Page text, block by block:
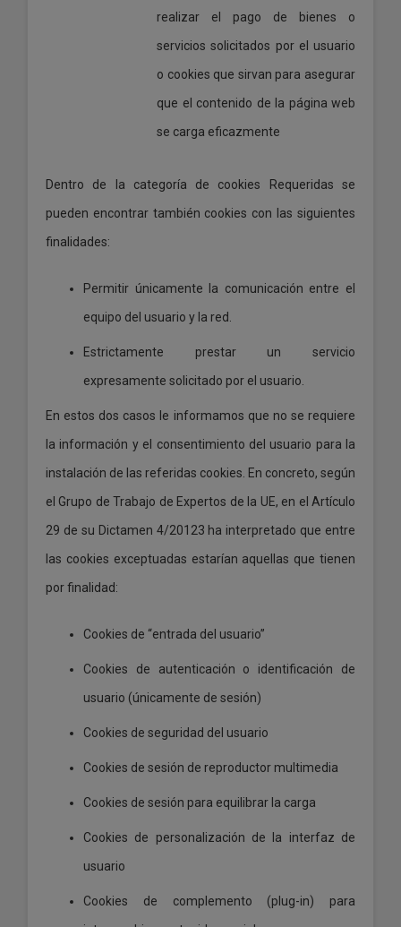
realizar el pago de bienes o
servicios solicitados por el usuario
o cookies que sirvan para asegurar
que el contenido de la página web
se carga eficazmente
Dentro de la categoría de cookies Requeridas se
pueden encontrar también cookies con las siguientes
finalidades:
Permitir únicamente la comunicación entre el
equipo del usuario y la red.
Estrictamente prestar un servicio
expresamente solicitado por el usuario.
En estos dos casos le informamos que no se requiere
la información y el consentimiento del usuario para la
instalación de las referidas cookies. En concreto, según
el Grupo de Trabajo de Expertos de la UE, en el Artículo
29 de su Dictamen 4/20123 ha interpretado que entre
las cookies exceptuadas estarían aquellas que tienen
por finalidad:
Cookies de “entrada del usuario”
Cookies de autenticación o identificación de
usuario (únicamente de sesión)
Cookies de seguridad del usuario
Cookies de sesión de reproductor multimedia
Cookies de sesión para equilibrar la carga
Cookies de personalización de la interfaz de
usuario
Cookies de complemento (plug-in) para